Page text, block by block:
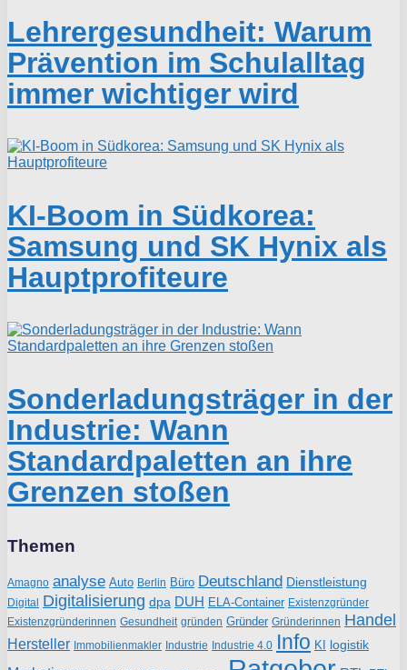
Lehrergesundheit: Warum
Prävention im Schulalltag
immer wichtiger wird
KI-Boom in Südkorea:
Samsung und SK Hynix als
Hauptprofiteure
Sonderladungsträger in der
Industrie: Wann
Standardpaletten an ihre
Grenzen stoßen
Themen
Amagno analyse Auto Berlin Büro Deutschland Dienstleistung
Digital Digitalisierung dpa DUH ELA-Container Existenzgründer
Existenzgründerinnen Gesundheit gründen Gründer Gründerinnen Handel
Hersteller Immobilienmakler Industrie Industrie 4.0 Info KI logistik